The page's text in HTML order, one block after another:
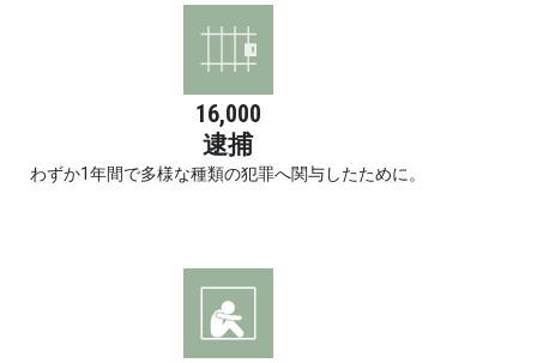
16,000
逮捕
わずか1年間で多様な種類の犯罪へ関与したために。